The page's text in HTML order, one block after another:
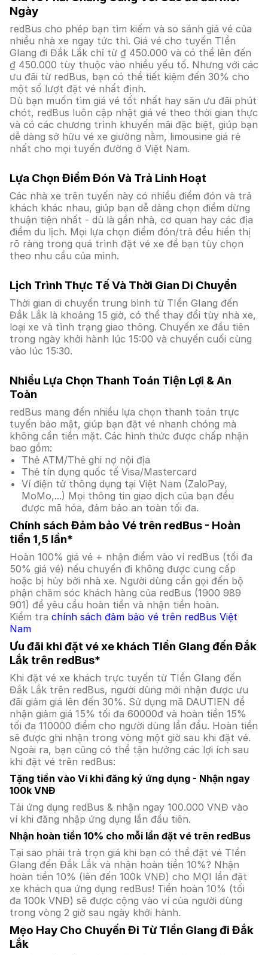
Ngày
redBus cho phép bạn tìm kiếm và so sánh giá vé của
nhiều nhà xe ngay tức thì. Giá vé cho tuyến TIền
GIang đi Đắk Lắk chỉ từ ₫ 450.000 và có thể lên đến
₫ 450.000 tùy thuộc vào nhiều yếu tố. Nhưng với các
ưu đãi từ redBus, bạn có thể tiết kiệm đến 30% cho
một số lượt đặt vé nhất định.
Dù bạn muốn tìm giá vé tốt nhất hay săn ưu đãi phút
chót, redBus luôn cập nhật giá vé theo thời gian thực
và có các chương trình khuyến mãi đặc biệt, giúp bạn
dễ dàng sở hữu vé xe giường nằm, limousine giá rẻ
nhất cho mọi tuyến đường ở Việt Nam.
Lựa Chọn Điểm Đón Và Trả Linh Hoạt
Các nhà xe trên tuyến này có nhiều điểm đón và trả
khách khác nhau, giúp bạn dễ dàng chọn điểm dừng
thuận tiện nhất - dù là gần nhà, cơ quan hay các địa
điểm du lịch. Mọi lựa chọn điểm đón/trả đều hiển thị
rõ ràng trong quá trình đặt vé xe để bạn tùy chọn
theo nhu cầu của mình.
Lịch Trình Thực Tế Và Thời Gian Di Chuyển
Thời gian di chuyển trung bình từ TIền GIang đến
Đắk Lắk là khoảng 15 giờ, có thể thay đổi tùy nhà xe,
loại xe và tình trạng giao thông. Chuyến xe đầu tiên
trong ngày khởi hành lúc 15:00 và chuyến cuối cùng
vào lúc 15:30.
Nhiều Lựa Chọn Thanh Toán Tiện Lợi & An
Toàn
redBus mang đến nhiều lựa chọn thanh toán trực
tuyến bảo mật, giúp bạn đặt vé nhanh chóng mà
không cần tiền mặt. Các hình thức được chấp nhận
bao gồm:
Thẻ ATM/Thẻ ghi nợ nội địa
Thẻ tín dụng quốc tế Visa/Mastercard
Ví điện tử thông dụng tại Việt Nam (ZaloPay,
MoMo,...) Mọi thông tin giao dịch của bạn đều
được mã hóa, đảm bảo an toàn tối đa.
Chính sách Đảm bảo Vé trên redBus - Hoàn
tiền 1,5 lần*
Hoàn 100% giá vé + nhận điểm vào ví redBus (tối đa
50% giá vé) nếu chuyến đi không được cung cấp
hoặc bị hủy bởi nhà xe. Người dùng cần gọi đến bộ
phận chăm sóc khách hàng của redBus (1900 989
901) để yêu cầu hoàn tiền và nhận tiền hoàn.
Kiểm tra chính sách đảm bảo vé trên redBus Việt
Nam
Ưu đãi khi đặt vé xe khách TIền GIang đến Đắk
Lắk trên redBus*
Khi đặt vé xe khách trực tuyến từ TIền GIang đến
Đắk Lắk trên redBus, người dùng mới nhận được ưu
đãi giảm giá lên đến 30%. Sử dụng mã DAUTIEN để
nhận giảm giá 15% tối đa 60000đ và hoàn tiền 15%
tối đa 110000 điểm cho người dùng lần đầu. Hoàn tiền
sẽ được ghi nhận trong vòng một giờ sau khi đặt vé.
Ngoài ra, bạn cũng có thể tận hưởng các lợi ích sau
khi đặt vé trên redBus:
Tặng tiền vào Ví khi đăng ký ứng dụng - Nhận ngay
100k VNĐ
Tải ứng dụng redBus & nhận ngay 100.000 VNĐ vào
ví khi đăng nhập ứng dụng lần đầu tiên.
Nhận hoàn tiền 10% cho mỗi lần đặt vé trên redBus
Tại sao phải trả trọn giá khi bạn có thể đặt vé TIền
GIang đến Đắk Lắk và nhận hoàn tiền 10%? Nhận
hoàn tiền 10% (lên đến 100k VNĐ) cho MỌI lần đặt
xe khách qua ứng dụng redBus! Tiền hoàn 10% (tối
đa 100k VNĐ) sẽ được cộng vào ví của người dùng
trong vòng 2 giờ sau ngày khởi hành.
Mẹo Hay Cho Chuyến Đi Từ TIền GIang đi Đắk
Lắk